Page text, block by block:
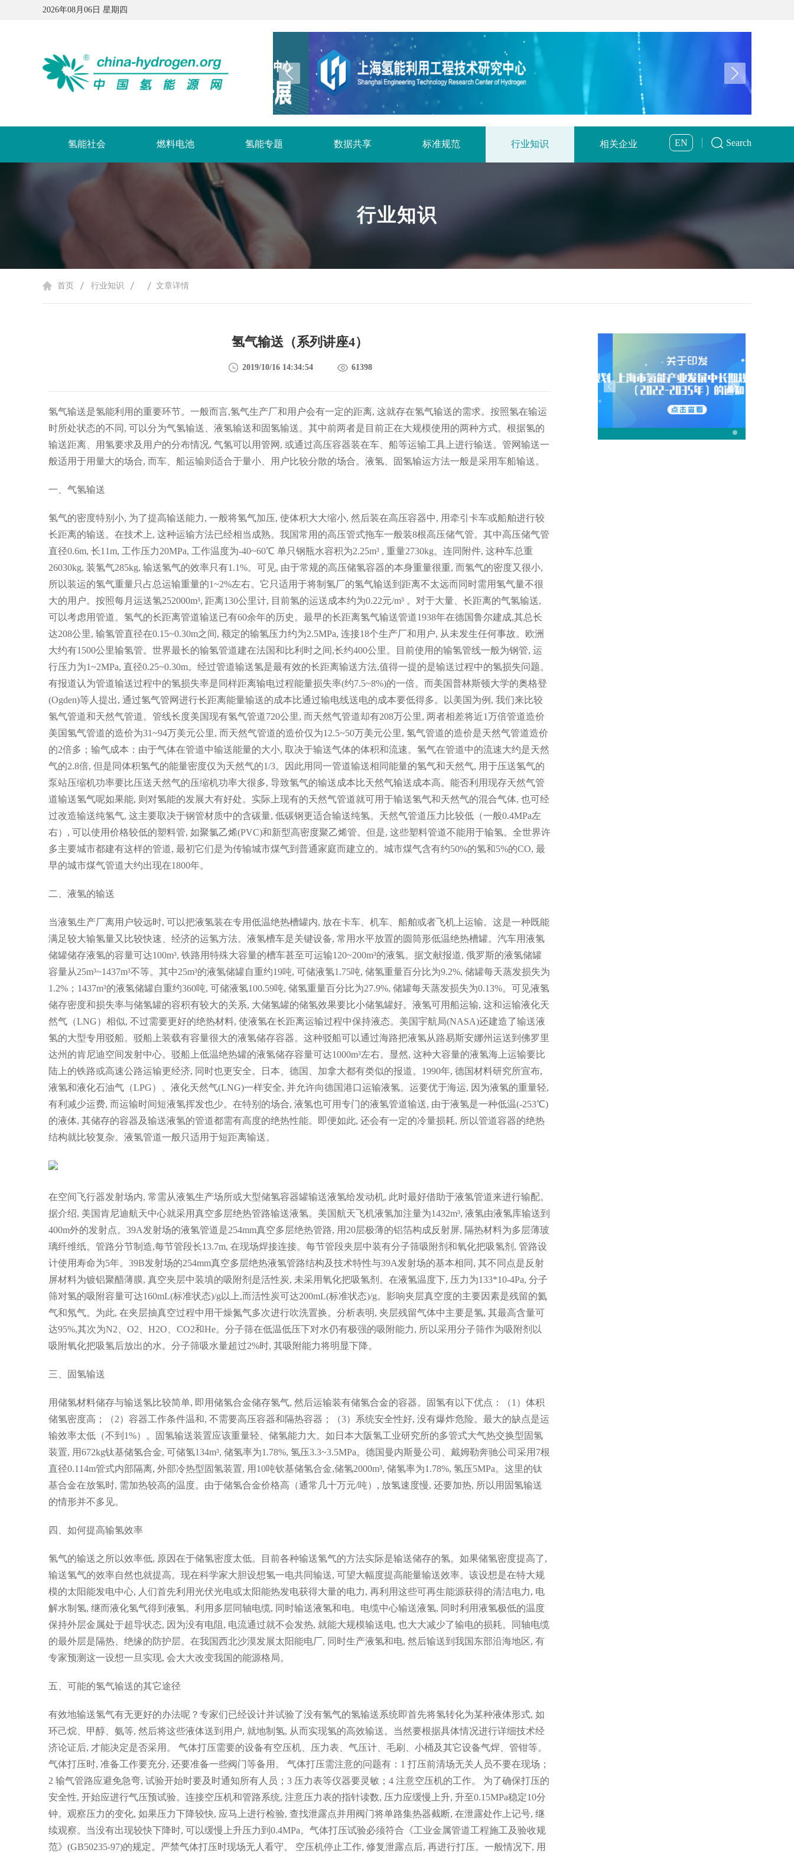
2026年08月06日 星期四
氢能社会 燃料电池 氢能专题 数据共享 标准规范 行业知识 相关企业 EN Search
行业知识
首页 行业知识 文章详情
氢气输送（系列讲座4）
2019/10/16 14:34:54 61398
氢气输送是氢能利用的重要环节。一般而言,氢气生产厂和用户会有一定的距离, 这就存在氢气输送的需求。按照氢在输运
时所处状态的不同, 可以分为气氢输送、液氢输送和固氢输送。其中前两者是目前正在大规模使用的两种方式。根据氢的
输送距离、用氢要求及用户的分布情况, 气氢可以用管网, 或通过高压容器装在车、船等运输工具上进行输送。管网输送一
般适用于用量大的场合, 而车、船运输则适合于量小、用户比较分散的场合。液氢、固氢输运方法一般是采用车船输送。
一、气氢输送
氢气的密度特别小, 为了提高输送能力, 一般将氢气加压, 使体积大大缩小, 然后装在高压容器中, 用牵引卡车或船舶进行较
长距离的输送。在技术上, 这种运输方法已经相当成熟。我国常用的高压管式拖车一般装8根高压储气管。其中高压储气管
直径0.6m, 长11m, 工作压力20MPa, 工作温度为-40~60℃ 单只钢瓶水容积为2.25m³ , 重量2730kg。连同附件, 这种车总重
26030kg, 装氢气285kg, 输送氢气的效率只有1.1%。可见, 由于常规的高压储氢容器的本身重量很重, 而氢气的密度又很小,
所以装运的氢气重量只占总运输重量的1~2%左右。它只适用于将制氢厂的氢气输送到距离不太远而同时需用氢气量不很
大的用户。按照每月运送氢252000m³, 距离130公里计, 目前氢的运送成本约为0.22元/m³ 。对于大量、长距离的气氢输送,
可以考虑用管道。氢气的长距离管道输送已有60余年的历史。最早的长距离氢气输送管道1938年在德国鲁尔建成,其总长
达208公里, 输氢管直径在0.15~0.30m之间, 额定的输氢压力约为2.5MPa, 连接18个生产厂和用户, 从未发生任何事故。欧洲
大约有1500公里输氢管。世界最长的输氢管道建在法国和比利时之间,长约400公里。目前使用的输氢管线一般为钢管, 运
行压力为1~2MPa, 直径0.25~0.30m。经过管道输送氢是最有效的长距离输送方法,值得一提的是输送过程中的氢损失问题。
有报道认为管道输送过程中的氢损失率是同样距离输电过程能量损失率(约7.5~8%)的一倍。而美国普林斯顿大学的奥格登
(Ogden)等人提出, 通过氢气管网进行长距离能量输送的成本比通过输电线送电的成本要低得多。以美国为例, 我们来比较
氢气管道和天然气管道。管线长度美国现有氢气管道720公里, 而天然气管道却有208万公里, 两者相差将近1万倍管道造价
美国氢气管道的造价为31~94万美元公里, 而天然气管道的造价仅为12.5~50万美元公里, 氢气管道的造价是天然气管道造价
的2倍多；输气成本：由于气体在管道中输送能量的大小, 取决于输送气体的体积和流速。氢气在管道中的流速大约是天然
气的2.8倍, 但是同体积氢气的能量密度仅为天然气的1/3。因此用同一管道输送相同能量的氢气和天然气, 用于压送氢气的
泵站压缩机功率要比压送天然气的压缩机功率大很多, 导致氢气的输送成本比天然气输送成本高。能否利用现存天然气管
道输送氢气呢如果能, 则对氢能的发展大有好处。实际上现有的天然气管道就可用于输送氢气和天然气的混合气体, 也可经
过改造输送纯氢气, 这主要取决于钢管材质中的含碳量, 低碳钢更适合输送纯氢。天然气管道压力比较低（一般0.4MPa左
右）, 可以使用价格较低的塑料管, 如聚氯乙烯(PVC)和新型高密度聚乙烯管。但是, 这些塑料管道不能用于输氢。全世界许
多主要城市都建有这样的管道, 最初它们是为传输城市煤气到普通家庭而建立的。城市煤气含有约50%的氢和5%的CO, 最
早的城市煤气管道大约出现在1800年。
二、液氢的输送
当液氢生产厂离用户较远时, 可以把液氢装在专用低温绝热槽罐内, 放在卡车、机车、船舶或者飞机上运输。这是一种既能
满足较大输氢量又比较快速、经济的运氢方法。液氢槽车是关键设备, 常用水平放置的圆筒形低温绝热槽罐。汽车用液氢
储罐储存液氢的容量可达100m³, 铁路用特殊大容量的槽车甚至可运输120~200m³的液氢。据文献报道, 俄罗斯的液氢储罐
容量从25m³~1437m³不等。其中25m³的液氢储罐自重约19吨, 可储液氢1.75吨, 储氢重量百分比为9.2%, 储罐每天蒸发损失为
1.2%；1437m³的液氢储罐自重约360吨, 可储液氢100.59吨, 储氢重量百分比为27.9%, 储罐每天蒸发损失为0.13%。可见液氢
储存密度和损失率与储氢罐的容积有较大的关系, 大储氢罐的储氢效果要比小储氢罐好。液氢可用船运输, 这和运输液化天
然气（LNG）相似, 不过需要更好的绝热材料, 使液氢在长距离运输过程中保持液态。美国宇航局(NASA)还建造了输送液
氢的大型专用驳船。驳船上装载有容量很大的液氢储存容器。这种驳船可以通过海路把液氢从路易斯安娜州运送到佛罗里
达州的肯尼迪空间发射中心。驳船上低温绝热罐的液氢储存容量可达1000m³左右。显然, 这种大容量的液氢海上运输要比
陆上的铁路或高速公路运输更经济, 同时也更安全。日本、德国、加拿大都有类似的报道。1990年, 德国材料研究所宣布,
液氢和液化石油气（LPG）、液化天然气(LNG)一样安全, 并允许向德国港口运输液氢。运要优于海运, 因为液氢的重量轻,
有利减少运费, 而运输时间短液氢挥发也少。在特别的场合, 液氢也可用专门的液氢管道输送, 由于液氢是一种低温(-253℃)
的液体, 其储存的容器及输送液氢的管道都需有高度的绝热性能。即便如此, 还会有一定的冷量损耗, 所以管道容器的绝热
结构就比较复杂。液氢管道一般只适用于短距离输送。
在空间飞行器发射场内, 常需从液氢生产场所或大型储氢容器罐输送液氢给发动机, 此时最好借助于液氢管道来进行输配。
据介绍, 美国肯尼迪航天中心就采用真空多层绝热管路输送液氢。美国航天飞机液氢加注量为1432m³, 液氢由液氢库输送到
400m外的发射点。39A发射场的液氢管道是254mm真空多层绝热管路, 用20层极薄的铝箔构成反射屏, 隔热材料为多层薄玻
璃纤维纸。管路分节制造,每节管段长13.7m, 在现场焊接连接。每节管段夹层中装有分子筛吸附剂和氧化把吸氢剂, 管路设
计使用寿命为5年。39B发射场的254mm真空多层绝热液氢管路结构及技术特性与39A发射场的基本相同, 其不同点是反射
屏材料为镀铝聚醋薄膜, 真空夹层中装填的吸附剂是活性炭, 未采用氧化把吸氢剂。在液氢温度下, 压力为133*10-4Pa, 分子
筛对氢的吸附容量可达160mL(标准状态)/g以上,而活性炭可达200mL(标准状态)/g。影响夹层真空度的主要因素是残留的氦
气和氖气。为此, 在夹层抽真空过程中用干燥氮气多次进行吹洗置换。分析表明, 夹层残留气体中主要是氢, 其最高含量可
达95%,其次为N2、O2、H2O、CO2和He。分子筛在低温低压下对水仍有极强的吸附能力, 所以采用分子筛作为吸附剂以
吸附氧化把吸氢后放出的水。分子筛吸水量超过2%时, 其吸附能力将明显下降。
三、固氢输送
用储氢材料储存与输送氢比较简单, 即用储氢合金储存氢气, 然后运输装有储氢合金的容器。固氢有以下优点：（1）体积
储氢密度高；（2）容器工作条件温和, 不需要高压容器和隔热容器；（3）系统安全性好, 没有爆炸危险。最大的缺点是运
输效率太低（不到1%）。固氢输送装置应该重量轻、储氢能力大。如日本大阪氢工业研究所的多管式大气热交换型固氢
装置, 用672kg钛基储氢合金, 可储氢134m³, 储氢率为1.78%, 氢压3.3~3.5MPa。德国曼内斯曼公司、戴姆勒奔驰公司采用7根
直径0.114m管式内部隔离, 外部冷热型固氢装置, 用10吨钦基储氢合金,储氢2000m³, 储氢率为1.78%, 氢压5MPa。这里的钛
基合金在放氢时, 需加热较高的温度。由于储氢合金价格高（通常几十万元/吨）, 放氢速度慢, 还要加热, 所以用固氢输送
的情形并不多见。
四、如何提高输氢效率
氢气的输送之所以效率低, 原因在于储氢密度太低。目前各种输送氢气的方法实际是输送储存的氢。如果储氢密度提高了,
输送氢气的效率自然也就提高。现在科学家大胆设想氢一电共同输送, 可望大幅度提高能量输送效率。该设想是在特大规
模的太阳能发电中心, 人们首先利用光伏光电或太阳能热发电获得大量的电力, 再利用这些可再生能源获得的清洁电力, 电
解水制氢, 继而液化氢气得到液氢。利用多层同轴电缆, 同时输送液氢和电。电缆中心输送液氢, 同时利用液氢极低的温度
保持外层金属处于超导状态, 因为没有电阻, 电流通过就不会发热, 就能大规模输送电, 也大大减少了输电的损耗。同轴电缆
的最外层是隔热、绝缘的防护层。在我国西北沙漠发展太阳能电厂, 同时生产液氢和电, 然后输送到我国东部沿海地区, 有
专家预测这一设想一旦实现, 会大大改变我国的能源格局。
五、可能的氢气输送的其它途径
有效地输送氢气有无更好的办法呢？专家们已经设计并试验了没有氢气的氢输送系统即首先将氢转化为某种液体形式, 如
环己烷、甲醇、氨等, 然后将这些液体送到用户, 就地制氢, 从而实现氢的高效输送。当然要根据具体情况进行详细技术经
济论证后, 才能决定是否采用。 气体打压需要的设备有空压机、压力表、气压计、毛刷、小桶及其它设备气焊、管钳等。
气体打压时, 准备工作要充分, 还要准备一些阀门等备用。 气体打压需注意的问题有：1 打压前清场无关人员不要在现场；
2 输气管路应避免急弯, 试验开始时要及时通知所有人员；3 压力表等仪器要灵敏；4 注意空压机的工作。 为了确保打压的
安全性, 开始应进行气压预试验。连接空压机和管路系统, 注意压力表的指针读数, 压力应缓慢上升, 升至0.15MPa稳定10分
钟。观察压力的变化, 如果压力下降较快, 应马上进行检验, 查找泄露点并用阀门将单路集热器截断, 在泄露处作上记号, 继
续观察。当没有出现较快下降时, 可以缓慢上升压力到0.4MPa。气体打压试验必须符合《工业金属管道工程施工及验收规
范》(GB50235-97)的规定。严禁气体打压时现场无人看守。 空压机停止工作, 修复泄露点后, 再进行打压。一般情况下, 用